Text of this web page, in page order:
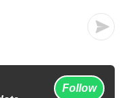
Follow